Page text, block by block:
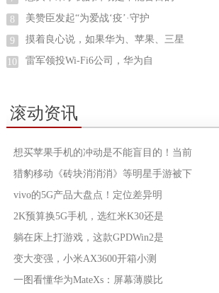
8 美赞臣发起“为爱战‘疫’·守护
9 摸着良心说，如果华为、苹果、三星
10 雷军领投Wi-Fi6公司，华为自
滚动资讯
想买苹果手机的冲动是不能盲目的！当前
猎豹移动《砖块消消消》等明星手游被下
vivo的5G产品大盘点！定位差异明
2K预算换5G手机，选红米K30还是
躺在床上打游戏，这款GPDWin2是
变大变强，小米AX3600开箱小测
一图看懂华为MateXs：屏幕薄膜比